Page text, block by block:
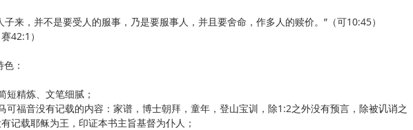
子来，并不是要受人的服事，乃是要服事人，并且要舍命，作多人的赎价。”（可10:45）
42:1）
：
短精炼、文笔细腻；
可福音没有记载的内容：家谱，博士朝拜，童年，登山宝训，除1:2之外没有预言，除被讥诮之
记载耶稣为王，印证本书主旨基督为仆人；